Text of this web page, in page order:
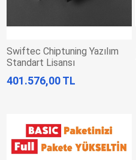
Swiftec Chiptuning Yazılım
Standart Lisansı
401.576,00 TL